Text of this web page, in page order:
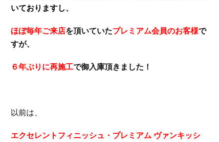
いておりますし、
ほぼ毎年ご来店を頂いていたプレミアム会員のお客様で
すが、
６年ぶりに再施工で御入庫頂きました！
以前は、
エクセレントフィニッシュ・プレミアム ヴァンキッシ